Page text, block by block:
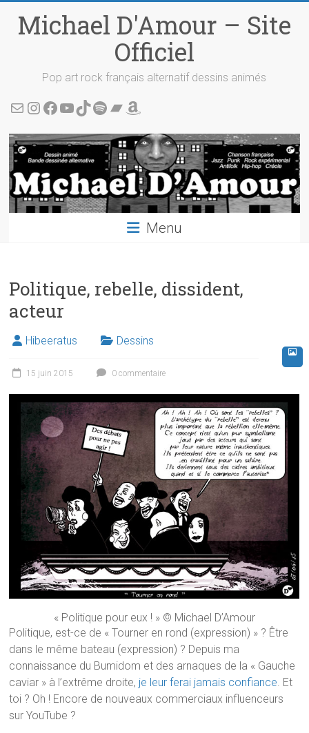
contentMichael D'Amour – Site
Officiel
Pop art rock français alternatif dessins animés
Écris-moi ! Instagram
Facebook
YouTube
TikTok
Spotify
Bandcamp
Amazon
Menu
Politique, rebelle, dissident,
acteur
Hibeeratus Dessins
15 juin 2015 0 commentaire
« Politique pour eux ! » © Michael D’Amour
Politique, est-ce de « Tourner en rond (expression) » ? Être
dans le même bateau (expression) ? Depuis ma
connaissance du Bumidom et des arnaques de la « Gauche
caviar » à l’extrême droite, je leur ferai jamais confiance. Et
toi ? Oh ! Encore de nouveaux commerciaux influenceurs
sur YouTube ?